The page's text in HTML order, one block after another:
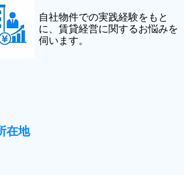
自社物件での実践経験をもと
に、賃貸経営に関するお悩みを
伺います。
在地